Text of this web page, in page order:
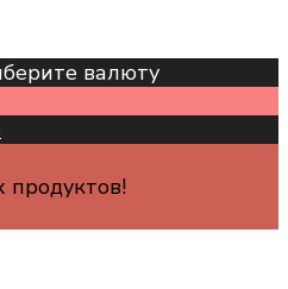
валюту
продуктов!